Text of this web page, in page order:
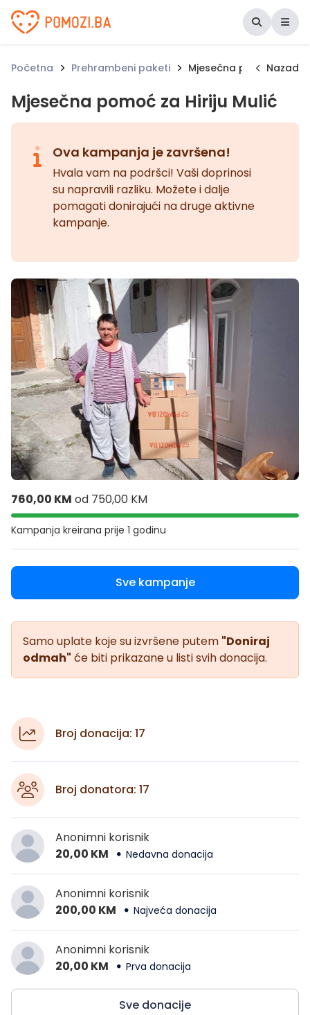
Udruženje Pomozi.ba
Početna Prehrambeni paketi Mjesečna pomoć za
Nazad
Mjesečna pomoć za Hiriju Mulić
Ova kampanja je završena!
Hvala vam na podršci! Vaši doprinosi
su napravili razliku. Možete i dalje
pomagati donirajući na druge aktivne
kampanje.
760,00 KM od 750,00 KM
Kampanja kreirana prije 1 godinu
Sve kampanje
Samo uplate koje su izvršene putem "Doniraj
odmah" će biti prikazane u listi svih donacija.
Broj donacija: 17
Broj donatora: 17
Anonimni korisnik
20,00 KM
Nedavna donacija
Anonimni korisnik
200,00 KM
Najveća donacija
Anonimni korisnik
20,00 KM
Prva donacija
Sve donacije